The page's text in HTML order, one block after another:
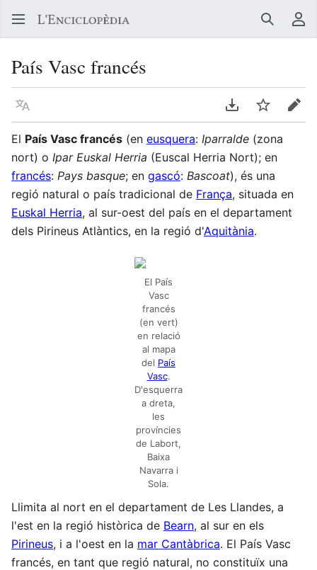
Buscar
País Vasc francés
Llegir en un atre idioma Descarregar en
Vigilar
El País Vasc francés (en eusquera: Iparralde (zona
nort) o Ipar Euskal Herria (Euscal Herria Nort); en
francés: Pays basque; en gascó: Bascoat), és una
regió natural o país tradicional de França, situada en
Euskal Herria, al sur-oest del país en el departament
dels Pirineus Atlàntics, en la regió d'Aquitània.
El País
Vasc
francés
(en vert)
en relació
al mapa
del País
Vasc.
D'esquerra
a dreta,
les
províncies
de Labort,
Baixa
Navarra i
Sola.
Llimita al nort en el departament de Les Llandes, a
l'est en la regió històrica de Bearn, al sur en els
Pirineus, i a l'oest en la mar Cantàbrica. El País Vasc
francés, en tant que regió natural, no constituïx una